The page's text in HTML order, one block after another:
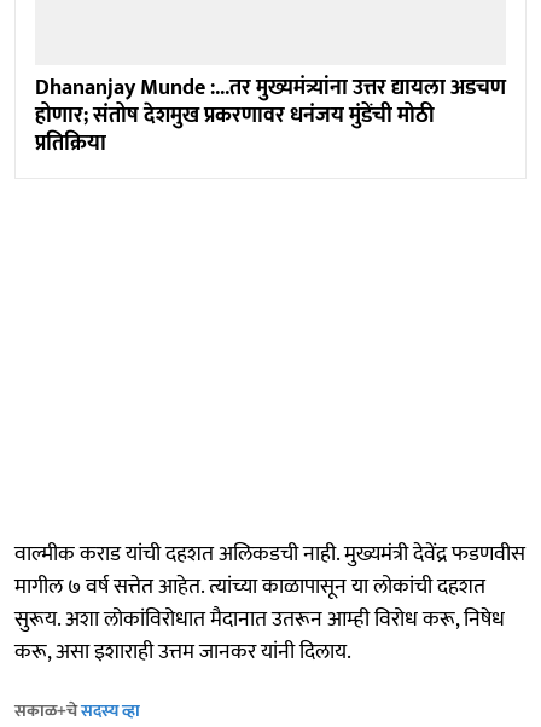
Dhananjay Munde :...तर मुख्यमंत्र्यांना उत्तर द्यायला अडचण
होणार; संतोष देशमुख प्रकरणावर धनंजय मुंडेंची मोठी
प्रतिक्रिया
वाल्मीक कराड यांची दहशत अलिकडची नाही. मुख्यमंत्री देवेंद्र फडणवीस
मागील ७ वर्ष सत्तेत आहेत. त्यांच्या काळापासून या लोकांची दहशत
सुरूय. अशा लोकांविरोधात मैदानात उतरून आम्ही विरोध करू, निषेध
करू, असा इशाराही उत्तम जानकर यांनी दिलाय.
सकाळ+चेसदस्य व्हा